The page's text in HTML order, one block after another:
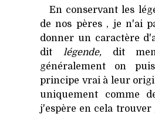
En conservant les
de nos pères , je n'ai
donner un caractère
dit légende,dit
généralement on
principe vrai à leur
uniquement comme
j'espère en cela trouver